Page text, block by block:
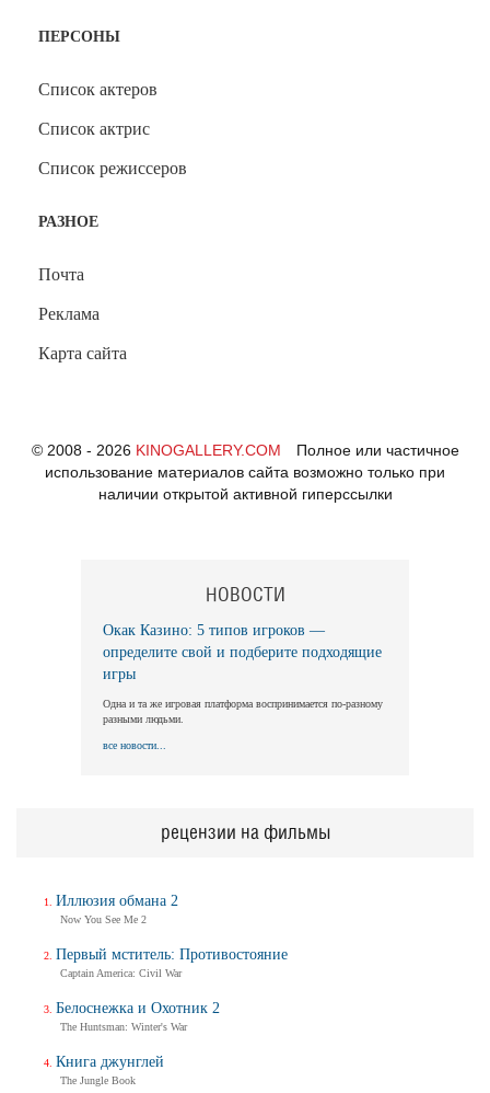
НОВОСТИ
Окак Казино: 5 типов игроков —
определите свой и подберите подходящие
игры
Одна и та же игровая платформа воспринимается по-разному
разными людьми.
все новости...
рецензии на фильмы
Иллюзия обмана 2
Now You See Me 2
Первый мститель: Противостояние
Captain America: Civil War
Белоснежка и Охотник 2
The Huntsman: Winter's War
Книга джунглей
The Jungle Book
ПЕРСОНЫ
Список актеров
Список актрис
Список режиссеров
РАЗНОЕ
Почта
Реклама
Карта сайта
© 2008 - 2026 KINOGALLERY.COM
Полное или частичное
использование материалов сайта возможно только при
наличии открытой активной гиперссылки